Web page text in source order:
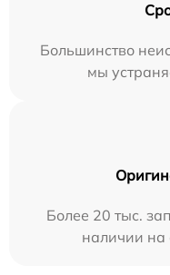
Большинство
мы
Более 20 тыс.
наличии на